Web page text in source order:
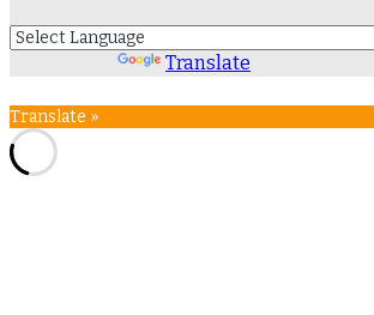
Translate
Translate »